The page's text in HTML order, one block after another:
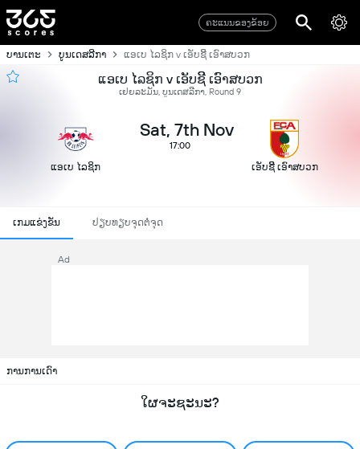
ຄະແນນຂອງຂ້ອຍ
ບານເຕະ ບູນເດສລີກາ ແອເບ ໄລຊິກ v ເອັບຊີີ ເອົາສບວກ
ແອເບ ໄລຊິກ v ເອັບຊີີ ເອົາສບວກ
ເຢຍລະມັນ, ບູນເດສລີກາ, Round 9
ແອເບ ໄລຊິກ
Sat, 7th Nov
17:00
ເອັບຊີີ ເອົາສບວກ
ເກມແຂ່ງຂັນ ປຽບທຽບຈຸດຕໍ່ຈຸດ
Ad
ການການເດົາ
ໃຜຈະຊະນະ?